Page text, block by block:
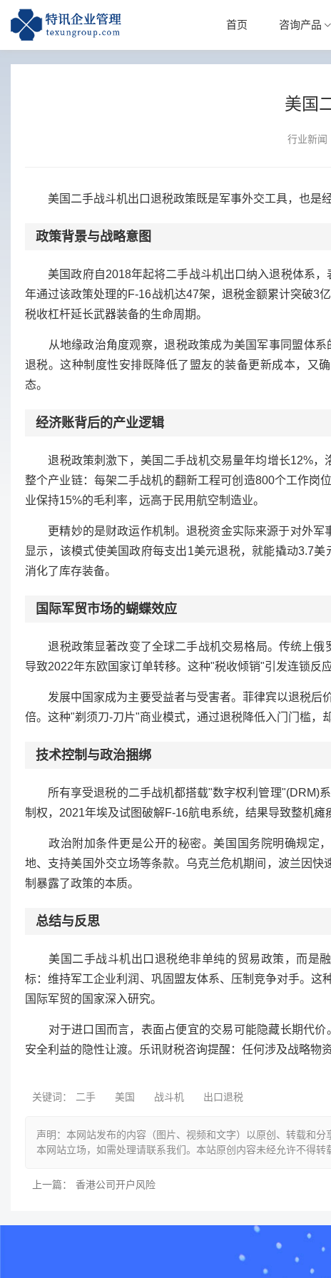
首页 咨询产品
美国
行业新闻
美国二手战斗机出口退税政策既是军事外交工具，也是经
政策背景与战略意图
美国政府自2018年起将二手战斗机出口纳入退税体系，
年通过该政策处理的F-16战机达47架，退税金额累计突破3
税收杠杆延长武器装备的生命周期。
从地缘政治角度观察，退税政策成为美国军事同盟体系
退税。这种制度性安排既降低了盟友的装备更新成本，又
态。
经济账背后的产业逻辑
退税政策刺激下，美国二手战机交易量年均增长12%，
整个产业链：每架二手战机的翻新工程可创造800个工作岗
业保持15%的毛利率，远高于民用航空制造业。
更精妙的是财政运作机制。退税资金实际来源于对外军
显示，该模式使美国政府每支出1美元退税，就能撬动3.7
消化了库存装备。
国际军贸市场的蝴蝶效应
退税政策显著改变了全球二手战机交易格局。传统上俄
导致2022年东欧国家订单转移。这种"税收倾销"引发连锁反
发展中国家成为主要受益者与受害者。菲律宾以退税后
倍。这种"剃须刀-刀片"商业模式，通过退税降低入门门槛，
技术控制与政治捆绑
所有享受退税的二手战机都搭载"数字权利管理"(DRM)系
制权，2021年埃及试图破解F-16航电系统，结果导致整机
政治附加条件更是公开的秘密。美国国务院明确规定，
地、支持美国外交立场等条款。乌克兰危机期间，波兰因
制暴露了政策的本质。
总结与反思
美国二手战斗机出口退税绝非单纯的贸易政策，而是融
标：维持军工企业利润、巩固盟友体系、压制竞争对手。
国际军贸的国家深入研究。
对于进口国而言，表面占便宜的交易可能隐藏长期代价
安全利益的隐性让渡。乐讯财税咨询提醒：任何涉及战略物
关键词： 二手 美国 战斗机 出口退税
声明：本网站发布的内容（图片、视频和文字）以原创、转载和
本网站立场，如需处理请联系我们。本站原创内容未经允许不得转
上一篇： 香港公司开户风险